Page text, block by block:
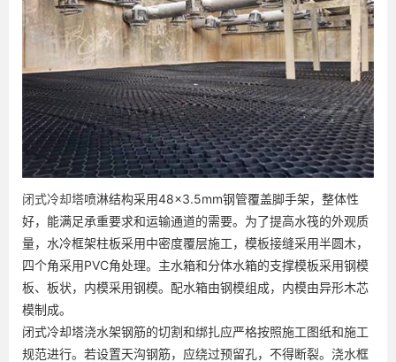
闭式冷却塔喷淋结构采用48×3.5mm钢管覆盖脚手架，整体性
好，能满足承重要求和运输通道的需要。为了提高水筏的外观质
量，水冷框架柱板采用中密度覆层施工，模板接缝采用半圆木，
四个角采用PVC角处理。主水箱和分体水箱的支撑模板采用钢模
板、板状，内模采用钢模。配水箱由钢模组成，内模由异形木芯
模制成。
闭式冷却塔浇水架钢筋的切割和绑扎应严格按照施工图纸和施工
规范进行。若设置天沟钢筋，应绕过预留孔，不得断裂。浇水框